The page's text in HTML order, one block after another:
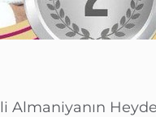
Almaniyanın